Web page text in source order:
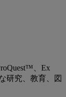
、Ex
研究、教育、図